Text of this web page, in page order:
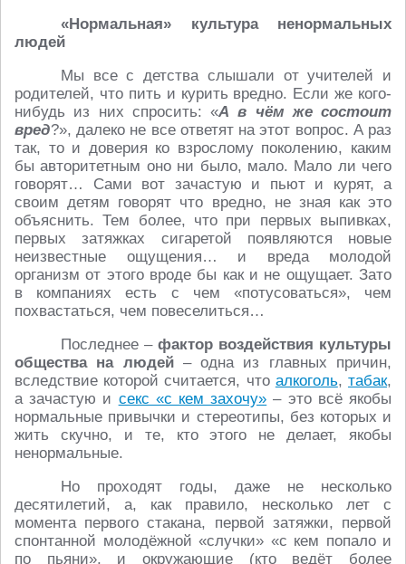
«Нормальная» культура ненормальных
людей
Мы все с детства слышали от учителей и
родителей, что пить и курить вредно. Если же кого-
нибудь из них спросить: «А в чём же состоит
вред?», далеко не все ответят на этот вопрос. А раз
так, то и доверия ко взрослому поколению, каким
бы авторитетным оно ни было, мало. Мало ли чего
говорят… Сами вот зачастую и пьют и курят, а
своим детям говорят что вредно, не зная как это
объяснить. Тем более, что при первых выпивках,
первых затяжках сигаретой появляются новые
неизвестные ощущения… и вреда молодой
организм от этого вроде бы как и не ощущает. Зато
в компаниях есть с чем «потусоваться», чем
похвастаться, чем повеселиться…
Последнее – фактор воздействия культуры
общества на людей– одна из главных причин,
вследствие которой считается, что алкоголь,табак,
а зачастую и секс «с кем захочу» – это всё якобы
нормальные привычки и стереотипы, без которых и
жить скучно, и те, кто этого не делает, якобы
ненормальные.
Но проходят годы, даже не несколько
десятилетий, а, как правило, несколько лет с
момента первого стакана, первой затяжки, первой
спонтанной молодёжной «случки» «с кем попало и
по пьяни», и окружающие (кто ведёт более